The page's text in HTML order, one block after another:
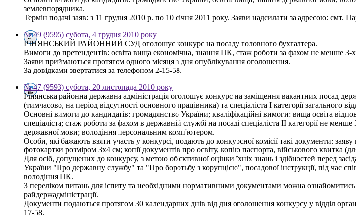
землевпорядника.
Термін подачі заяв: з 11 грудня 2010 р. по 10 січня 2011 року. Заяви надсилати за адресою: смт.
№ 49 (9595) субота, 4 грудня 2010 року
ІЧНЯНСЬКИЙ РАЙОННИЙ СУД оголошує конкурс на посаду головного бухгалтера.
Вимоги до претендентів: освіта вища економічна, знання ПК, стаж роботи за фахом не менше 3-х
Заяви приймаються протягом одного місяця з дня опублікування оголошення.
За довідками звертатися за телефоном 2-15-58.
№ 47 (9593) субота, 20 листопада 2010 року
Ічнянська районна державна адміністрація оголошує конкурс на заміщення вакантних посад
(тимчасово, на період відсутності основного працівника) та спеціаліста І категорії загального
Основні вимоги до кандидатів: громадянство України; кваліфікаційні вимоги: вища освіта
спеціаліста; стаж роботи за фахом в державній службі на посаді спеціаліста ІІ категорії не
державної мови; володіння персональним комп'ютером.
Особи, які бажають взяти участь у конкурсі, подають до конкурсної комісії такі документи:
фотокартки розміром 3х4 см; копії документів про освіту, копію паспорта, військового квитка
Для осіб, допущених до конкурсу, з метою об'єктивної оцінки їхніх знань і здібностей перед
України "Про державну службу" та "Про боротьбу з корупцією", посадової інструкції, під час
володіння ПК.
З переліком питань для іспиту та необхідними нормативними документами можна ознайомитись у
райдержадміністрації.
Документи подаються протягом 30 календарних днів від дня оголошення конкурсу у відділ
17-58.